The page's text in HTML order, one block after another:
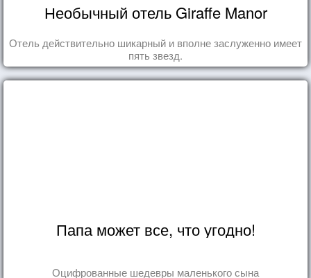
Необычный отель Giraffe Manor
Отель действительно шикарный и вполне заслуженно имеет
пять звезд.
Папа может все, что угодно!
Оцифрованные шедевры маленького сына